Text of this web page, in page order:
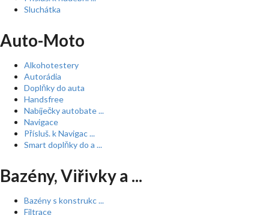
Sluchátka
Auto-Moto
Alkohotestery
Autorádia
Doplňky do auta
Handsfree
Nabíječky autobate ...
Navigace
Přísluš. k Navigac ...
Smart doplňky do a ...
Bazény, Viřivky a ...
Bazény s konstrukc ...
Filtrace